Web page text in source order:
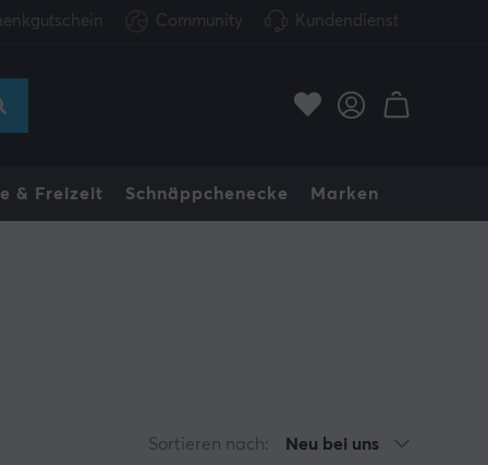
Community Kundendienst
& Freizeit Schnäppchenecke Marken
Sortieren nach: Neu bei uns